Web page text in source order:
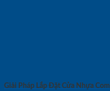
Giải Pháp Lắp Đặt Cửa Nhựa